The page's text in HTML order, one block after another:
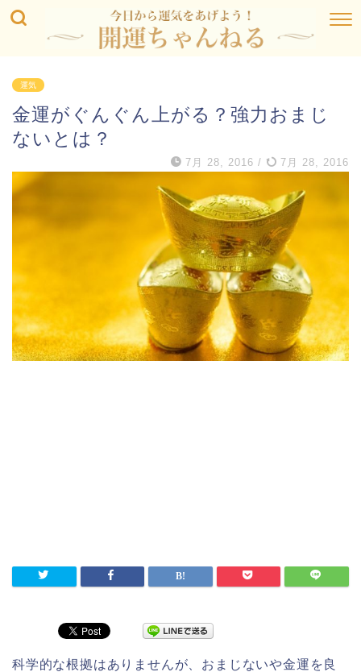
運気
金運がぐんぐん上がる？強力おまじ
ないとは？
7月 28, 2016 / 7月 28, 2016
科学的な根拠はありませんが、おまじないや金運を良